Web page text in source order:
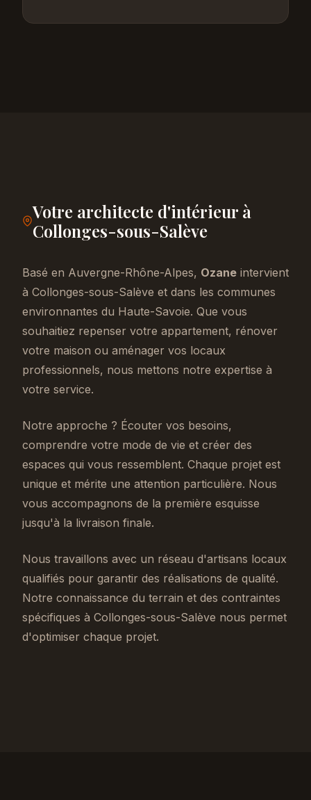
Votre architecte d'intérieur à
Collonges-sous-Salève
Basé en Auvergne-Rhône-Alpes, Ozane intervient
à Collonges-sous-Salève et dans les communes
environnantes du Haute-Savoie. Que vous
souhaitiez repenser votre appartement, rénover
votre maison ou aménager vos locaux
professionnels, nous mettons notre expertise à
votre service.
Notre approche ? Écouter vos besoins,
comprendre votre mode de vie et créer des
espaces qui vous ressemblent. Chaque projet est
unique et mérite une attention particulière. Nous
vous accompagnons de la première esquisse
jusqu'à la livraison finale.
Nous travaillons avec un réseau d'artisans locaux
qualifiés pour garantir des réalisations de qualité.
Notre connaissance du terrain et des contraintes
spécifiques à Collonges-sous-Salève nous permet
d'optimiser chaque projet.